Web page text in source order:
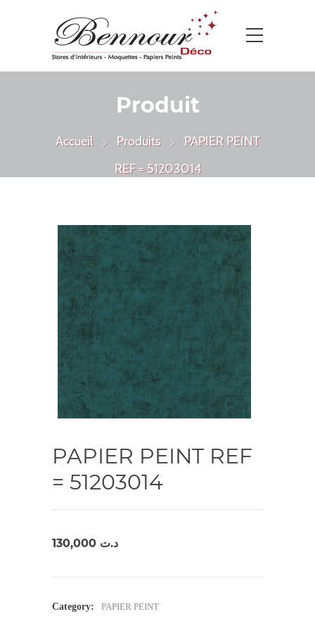
Produit
Accueil Produits
PAPIER PEINT
REF = 51203014
PAPIER PEINT REF
= 51203014
د.ت
Category: PAPIER PEINT